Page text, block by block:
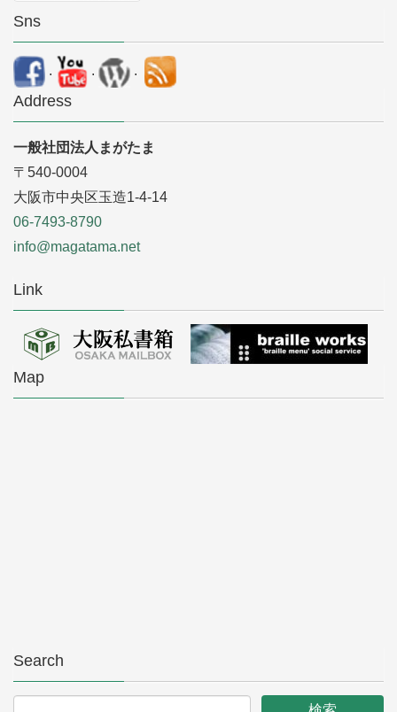
Sns
. . .
Address
一般社団法人まがたま
〒540-0004
大阪市中央区玉造1-4-14
06-7493-8790
info@magatama.net
Link
Map
Search